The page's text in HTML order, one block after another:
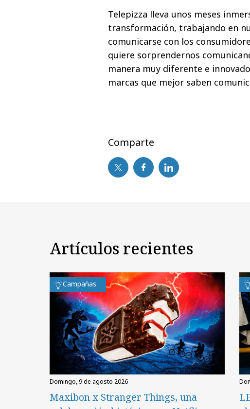
Telepizza lleva unos meses
transformación, trabajando en
comunicarse con los
quiere sorprendernos
manera muy diferente e
marcas que mejor saben
Comparte
Artículos recientes
Campañas
domingo, 9 de agosto 2026
Maxibon x Stranger Things, una